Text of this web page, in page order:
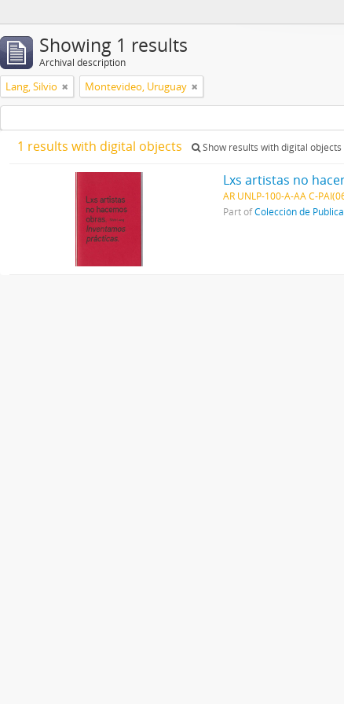
Showing 1 results
Archival description
Lang, Silvio Montevideo, Uruguay
1 results with digital objects Show results with digital objects
Lxs artistas no
AR UNLP-100-A-AA C-
Part ofColección de